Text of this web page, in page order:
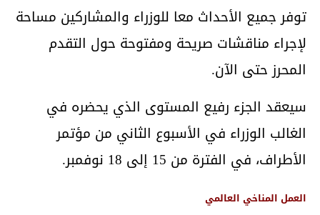
توفر جميع الأحداث معا للوزراء والمشاركين مساحة
لإجراء مناقشات صريحة ومفتوحة حول التقدم
المحرز حتى الآن.
سيعقد الجزء رفيع المستوى الذي يحضره في
الغالب الوزراء في الأسبوع الثاني من مؤتمر
الأطراف، في الفترة من 15 إلى 18 نوفمبر.
العمل المناخي العالمي